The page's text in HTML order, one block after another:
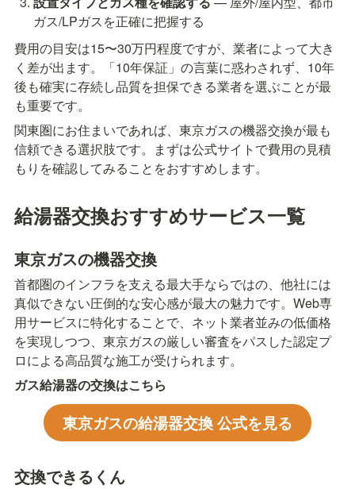
ガス/LPガスを正確に把握する
費用の目安は15〜30万円程度ですが、業者によって大き
く差が出ます。「10年保証」の言葉に惑わされず、10年
後も確実に存続し品質を担保できる業者を選ぶことが最
も重要です。
関東圏にお住まいであれば、東京ガスの機器交換が最も
信頼できる選択肢です。まずは公式サイトで費用の見積
もりを確認してみることをおすすめします。
給湯器交換おすすめサービス一覧
東京ガスの機器交換
首都圏のインフラを支える最大手ならではの、他社には
真似できない圧倒的な安心感が最大の魅力です。Web専
用サービスに特化することで、ネット業者並みの低価格
を実現しつつ、東京ガスの厳しい審査をパスした認定プ
ロによる高品質な施工が受けられます。
ガス給湯器の交換はこちら
東京ガスの給湯器交換 公式を見る
交換できるくん